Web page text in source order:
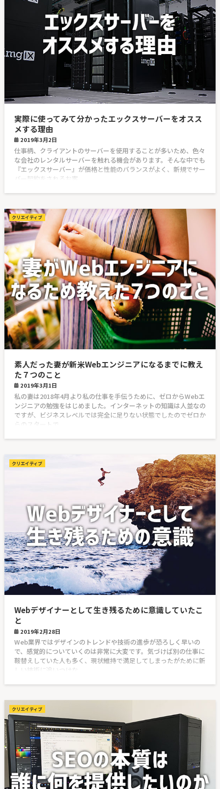
実際に使ってみて分かったエックスサーバーをオスス
メする理由
2019年3月2日
仕事柄、クライアントのサーバーを使用することが多いため、色々
な会社のレンタルサーバーを触れる機会があります。そんな中でも
『エックスサーバー』が価格と性能のバランスがよく、新規でサー
バー契約をされるお客
クリエイティブ
素人だった妻が新米Webエンジニアになるまでに教え
た７つのこと
2019年3月1日
私の妻は2018年4月より私の仕事を手伝うために、ゼロからWebエ
ンジニアの勉強をはじめました。インターネットの知識は人並なの
ですが、ビジネスレベルでは完全に足りない状態でしたのでゼロか
らのスタートで
クリエイティブ
Webデザイナーとして生き残るために意識していたこ
と
2019年2月28日
Web業界ではデザインのトレンドや技術の進歩が恐ろしく早いの
で、感覚的についていくのは非常に大変です。気づけば別の仕事に
鞍替えしていた人も多く、現状維持で満足してしまったがために新
しい技術に追いつけな
クリエイティブ